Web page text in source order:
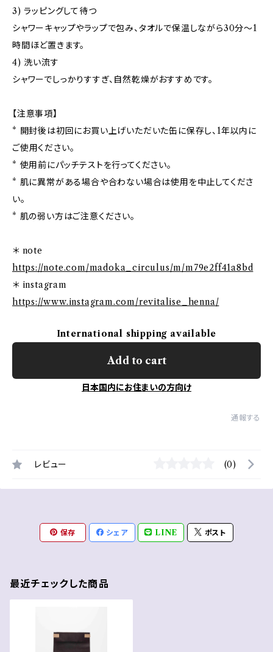
3) ラッピングして待つ
シャワーキャップやラップで包み、タオルで保温しながら30分〜1
時間ほど置きます。
4) 洗い流す
シャワーでしっかりすすぎ、自然乾燥がおすすめです。
【注意事項】
* 開封後は初回にお買い上げいただいた缶に保存し、1年以内に
ご使用ください。
* 使用前にパッチテストを行ってください。
* 肌に異常がある場合や合わない場合は使用を中止してくださ
い。
* 肌の弱い方はご注意ください。
＊ note
https://note.com/madoka_circulus/m/m79e2ff41a8bd
＊ instagram
https://www.instagram.com/revitalise_henna/
International shipping available
Add to cart
日本国内にお住まいの方向け
通報する
レビュー (0)
保存 シェア LINE ポスト
最近チェックした商品